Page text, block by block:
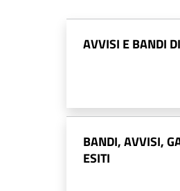
AVVISI E BANDI
BANDI, AVVISI,
ESITI